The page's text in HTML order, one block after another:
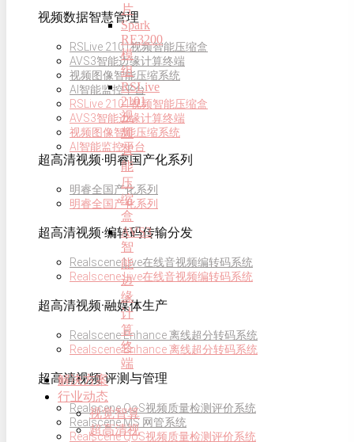
视频数据智慧管理
RSLive 2101视频智能压缩盒
AVS3智能边缘计算终端
视频图像智能压缩系统
AI智能监控平台
RSLive 2101视频智能压缩盒
AVS3智能边缘计算终端
视频图像智能压缩系统
AI智能监控平台
超高清视频·明睿国产化系列
明睿全国产化系列
明睿全国产化系列
超高清视频·编转码传输分发
Realscene Live在线音视频编转码系统
Realscene Live在线音视频编转码系统
超高清视频·融媒体生产
Realscene Enhance 离线超分转码系统
Realscene Enhance 离线超分转码系统
超高清视频·评测与管理
Realscene QoS视频质量检测评价系统
Realscene MS 网管系统
Realscene QoS视频质量检测评价系统
片
Spark
RE3200
模
组
RSLive
2101
视
频
智
能
压
缩
盒
AVS3
智
能
边
缘
计
算
终
端
解决方案
行业动态
视觉智算
超高清视